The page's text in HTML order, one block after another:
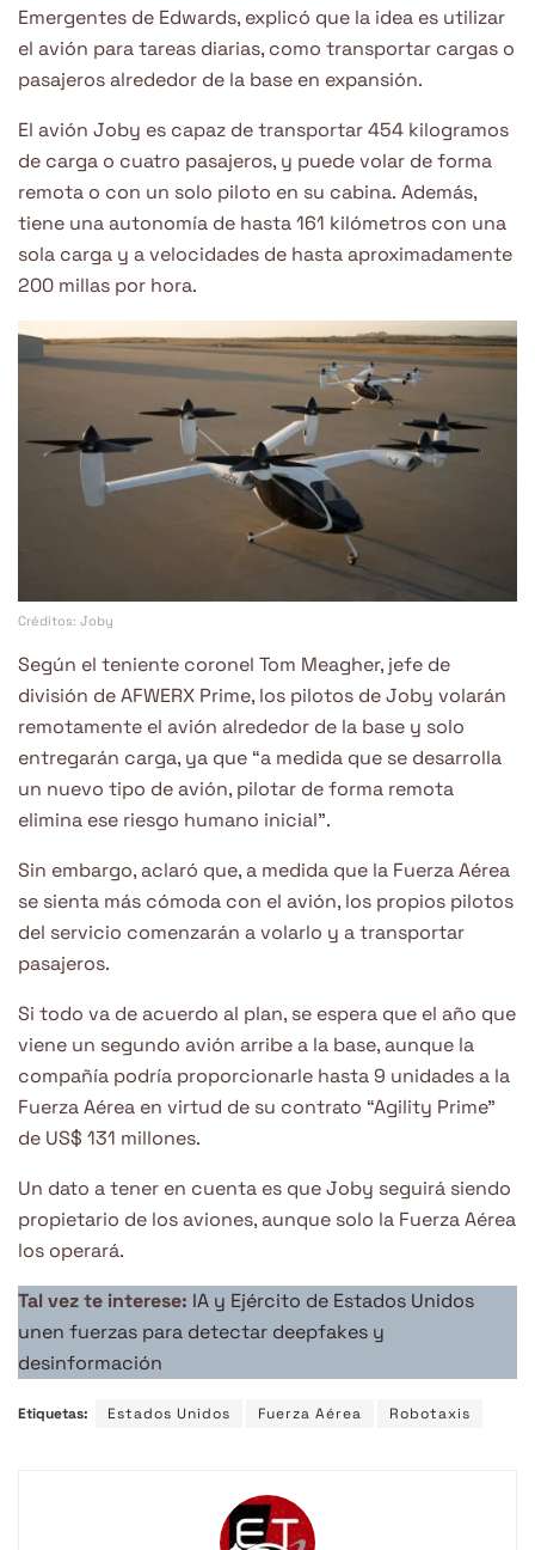
Emergentes de Edwards, explicó que la idea es utilizar
el avión para tareas diarias, como transportar cargas o
pasajeros alrededor de la base en expansión.
El avión Joby es capaz de transportar 454 kilogramos
de carga o cuatro pasajeros, y puede volar de forma
remota o con un solo piloto en su cabina. Además,
tiene una autonomía de hasta 161 kilómetros con una
sola carga y a velocidades de hasta aproximadamente
200 millas por hora.
Créditos: Joby
Según el teniente coronel Tom Meagher, jefe de
división de AFWERX Prime, los pilotos de Joby volarán
remotamente el avión alrededor de la base y solo
entregarán carga, ya que “a medida que se desarrolla
un nuevo tipo de avión, pilotar de forma remota
elimina ese riesgo humano inicial”.
Sin embargo, aclaró que, a medida que la Fuerza Aérea
se sienta más cómoda con el avión, los propios pilotos
del servicio comenzarán a volarlo y a transportar
pasajeros.
Si todo va de acuerdo al plan, se espera que el año que
viene un segundo avión arribe a la base, aunque la
compañía podría proporcionarle hasta 9 unidades a la
Fuerza Aérea en virtud de su contrato “Agility Prime”
de US$ 131 millones.
Un dato a tener en cuenta es que Joby seguirá siendo
propietario de los aviones, aunque solo la Fuerza Aérea
los operará.
Tal vez te interese: IA y Ejército de Estados Unidos
unen fuerzas para detectar deepfakes y
desinformación
Etiquetas: Estados Unidos Fuerza Aérea Robotaxis